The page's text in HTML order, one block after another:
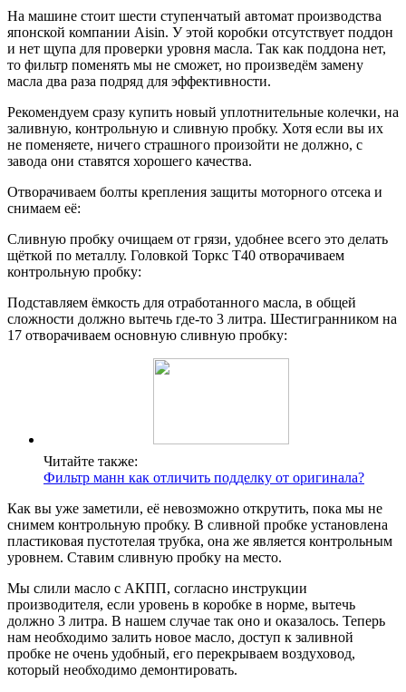
На машине стоит шести ступенчатый автомат производства
японской компании Aisin. У этой коробки отсутствует поддон
и нет щупа для проверки уровня масла. Так как поддона нет,
то фильтр поменять мы не сможет, но произведём замену
масла два раза подряд для эффективности.
Рекомендуем сразу купить новый уплотнительные колечки, на
заливную, контрольную и сливную пробку. Хотя если вы их
не поменяете, ничего страшного произойти не должно, с
завода они ставятся хорошего качества.
Отворачиваем болты крепления защиты моторного отсека и
снимаем её:
Сливную пробку очищаем от грязи, удобнее всего это делать
щёткой по металлу. Головкой Торкс Т40 отворачиваем
контрольную пробку:
Подставляем ёмкость для отработанного масла, в общей
сложности должно вытечь где-то 3 литра. Шестигранником на
17 отворачиваем основную сливную пробку:
Читайте также:
Фильтр манн как отличить подделку от оригинала?
Как вы уже заметили, её невозможно открутить, пока мы не
снимем контрольную пробку. В сливной пробке установлена
пластиковая пустотелая трубка, она же является контрольным
уровнем. Ставим сливную пробку на место.
Мы слили масло с АКПП, согласно инструкции
производителя, если уровень в коробке в норме, вытечь
должно 3 литра. В нашем случае так оно и оказалось. Теперь
нам необходимо залить новое масло, доступ к заливной
пробке не очень удобный, его перекрываем воздуховод,
который необходимо демонтировать.